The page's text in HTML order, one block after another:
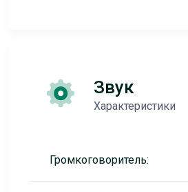
Звук
Характеристики
Громкоговоритель: